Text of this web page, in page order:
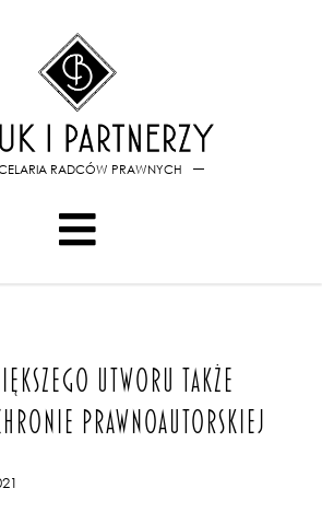
RADCÓW PRAWNYCH
UTWORU TAKŻE
PRAWNOAUTORSKIEJ